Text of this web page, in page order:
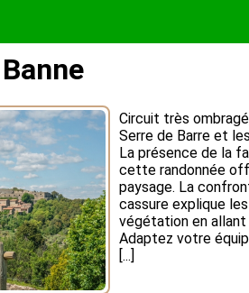
Circuit très
Serre de Barre et
La présence de la
cette randonnée
paysage. La
cassure explique
végétation en allant
Adaptez votre
[...]